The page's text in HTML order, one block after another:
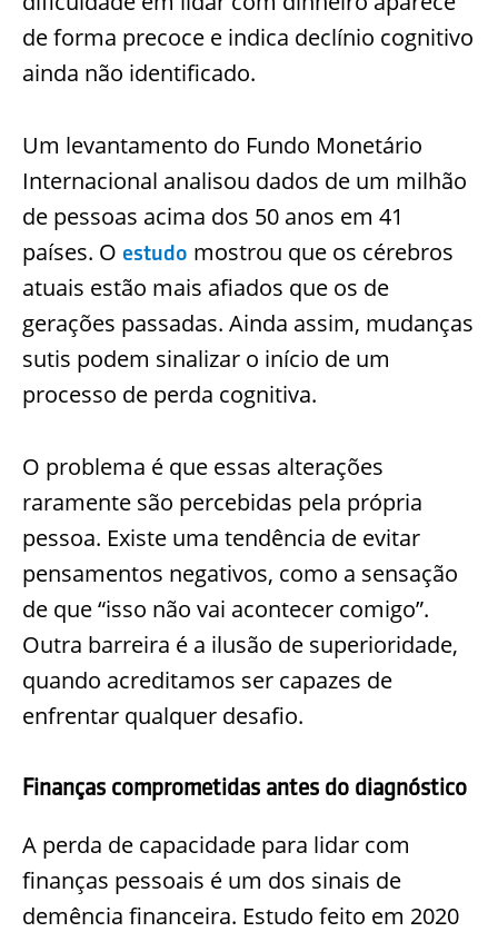
de forma precoce e indica declínio cognitivo
ainda não identificado.
Um levantamento do Fundo Monetário
Internacional analisou dados de um milhão
de pessoas acima dos 50 anos em 41
países. O estudo mostrou que os cérebros
atuais estão mais afiados que os de
gerações passadas. Ainda assim, mudanças
sutis podem sinalizar o início de um
processo de perda cognitiva.
O problema é que essas alterações
raramente são percebidas pela própria
pessoa. Existe uma tendência de evitar
pensamentos negativos, como a sensação
de que “isso não vai acontecer comigo”.
Outra barreira é a ilusão de superioridade,
quando acreditamos ser capazes de
enfrentar qualquer desafio.
Finanças comprometidas antes do diagnóstico
A perda de capacidade para lidar com
finanças pessoais é um dos sinais de
demência financeira. Estudo feito em 2020